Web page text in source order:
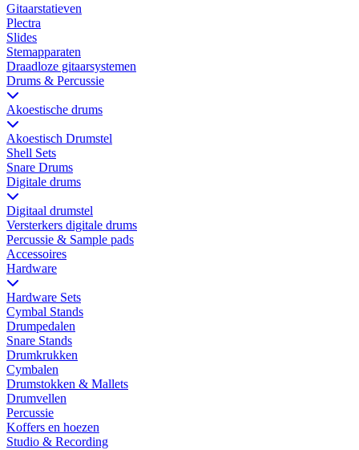
Gitaarstatieven
Plectra
Slides
Stemapparaten
Draadloze gitaarsystemen
Drums & Percussie
Akoestische drums
Akoestisch Drumstel
Shell Sets
Snare Drums
Digitale drums
Digitaal drumstel
Versterkers digitale drums
Percussie & Sample pads
Accessoires
Hardware
Hardware Sets
Cymbal Stands
Drumpedalen
Snare Stands
Drumkrukken
Cymbalen
Drumstokken & Mallets
Drumvellen
Percussie
Koffers en hoezen
Studio & Recording